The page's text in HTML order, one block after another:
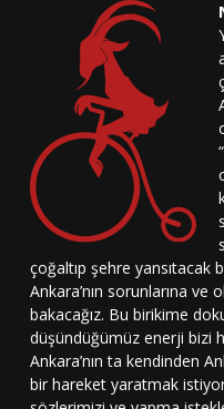
çoğaltıp şehre yansıtacak
Ankara’nın sorunlarına ve
bakacağız. Bu birikime
düşündüğümüz enerji bizi
Ankara’nın ta kendinden
bir hareket yaratmak